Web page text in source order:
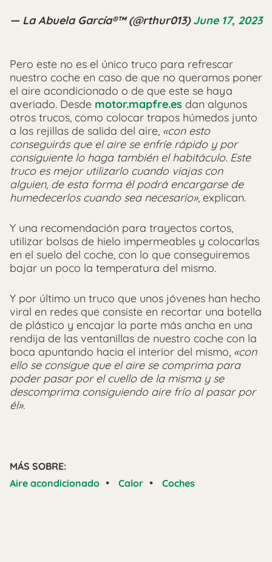
— La Abuela García®™ (@rthur013)June 17, 2023
Pero este no es el único truco para refrescar
nuestro coche en caso de que no queramos poner
el aire acondicionado o de que este se haya
averiado. Desde motor.mapfre.es dan algunos
otros trucos, como colocar trapos húmedos junto
a las rejillas de salida del aire, «con esto
conseguirás que el aire se enfríe rápido y por
consiguiente lo haga también el habitáculo. Este
truco es mejor utilizarlo cuando viajas con
alguien, de esta forma él podrá encargarse de
humedecerlos cuando sea necesario», explican.
Y una recomendación para trayectos cortos,
utilizar bolsas de hielo impermeables y colocarlas
en el suelo del coche, con lo que conseguiremos
bajar un poco la temperatura del mismo.
Y por último un truco que unos jóvenes han hecho
viral en redes que consiste en recortar una botella
de plástico y encajar la parte más ancha en una
rendija de las ventanillas de nuestro coche con la
boca apuntando hacia el interior del mismo, «con
ello se consigue que el aire se comprima para
poder pasar por el cuello de la misma y se
descomprima consiguiendo aire frío al pasar por
él».
MÁS SOBRE:
Aire acondicionado • Calor • Coches